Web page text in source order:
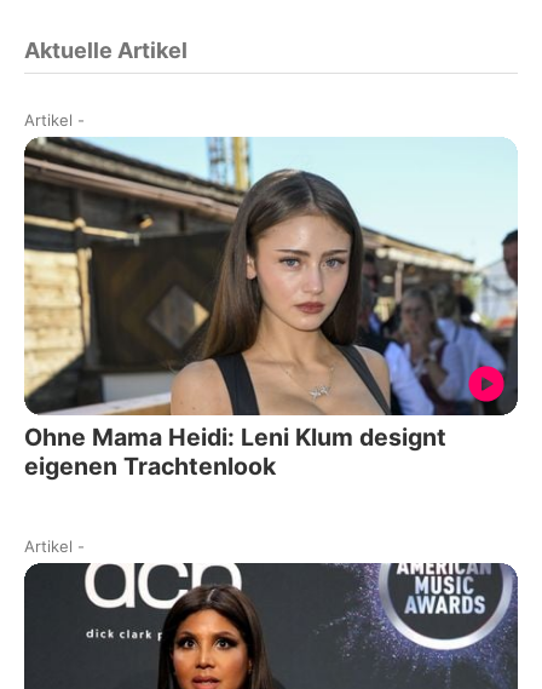
Aktuelle Artikel
Artikel -
Ohne Mama Heidi: Leni Klum designt
eigenen Trachtenlook
Artikel -